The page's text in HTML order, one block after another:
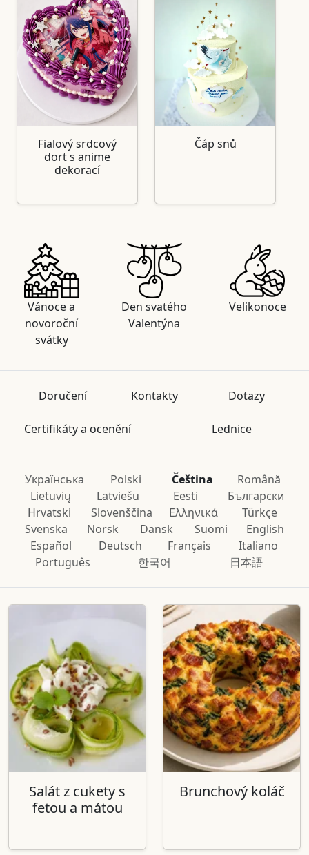
Fialový srdcový
dort s anime
dekorací
Čáp snů
Vánoce a
novoroční
svátky
Den svatého
Valentýna
Velikonoce
Doručení Kontakty Dotazy
Certifikáty a ocenění Lednice
Українська Polski Čeština
Română
Lietuvių
Latviešu Eesti
Български
Hrvatski
Slovenščina Ελληνικά
Türkçe
Svenska
Norsk Dansk Suomi
English
Español
Deutsch Français
Italiano
Português
한국어 日本語
Salát z cukety s
fetou a mátou
Brunchový koláč